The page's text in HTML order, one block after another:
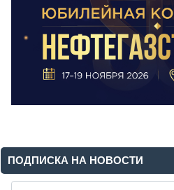
ПОДПИСКА НА НОВОСТИ